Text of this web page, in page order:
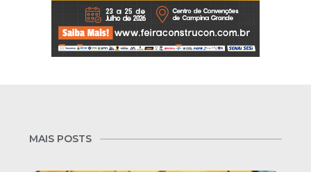
MAIS POSTS